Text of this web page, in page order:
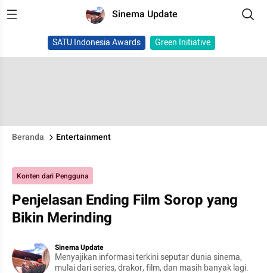
Sinema Update
SATU Indonesia Awards Green Initiative
Beranda Entertainment
Konten dari Pengguna
Penjelasan Ending Film Sorop yang
Bikin Merinding
Sinema Update
Menyajikan informasi terkini seputar dunia sinema,
mulai dari series, drakor, film, dan masih banyak lagi.